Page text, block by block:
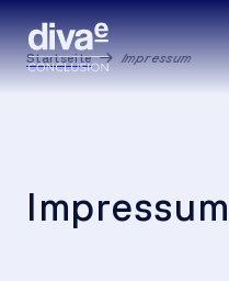
Branchen
Startseite Impressum
Impressum